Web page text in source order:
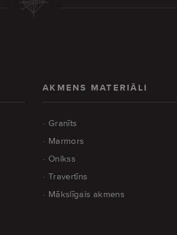
AKMENS MATERIĀLI
Granīts
Marmors
Onikss
Travertīns
Mākslīgais akmens